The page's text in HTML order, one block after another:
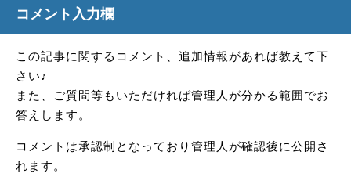
コメント入力欄
この記事に関するコメント、追加情報があれば教えて下
さい♪
また、ご質問等もいただければ管理人が分かる範囲でお
答えします。
コメントは承認制となっており管理人が確認後に公開さ
れます。